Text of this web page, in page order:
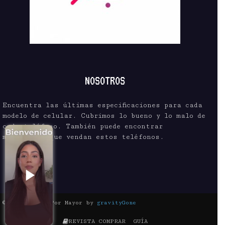
NOSOTROS
Encuentra las últimas especificaciones para cada
modelo de celular. Cubrimos lo bueno y lo malo de
cada teléfono. También puede encontrar
mayoristas que vendan estos teléfonos.
© Celular Al Por Mayor by gravityGone
REVISTA COMPRAR GUÍA